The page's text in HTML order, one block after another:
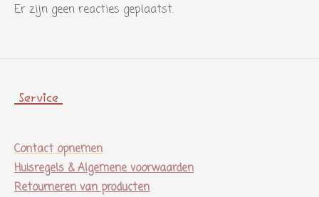
Er zijn geen reacties geplaatst.
Service
Contact opnemen
Huisregels & Algemene voorwaarden
Retourneren van producten